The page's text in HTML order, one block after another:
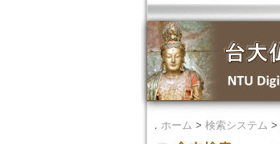
． ホーム > 検索システム >